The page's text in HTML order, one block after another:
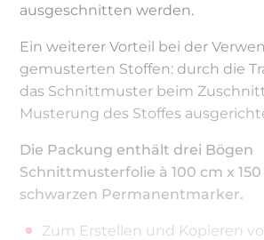
ausgeschnitten werden.
Ein weiterer Vorteil bei der
gemusterten Stoffen: durch die
das Schnittmuster beim
Musterung des Stoffes
Die Packung enthält drei Bögen
Schnittmusterfolie à 100 cm x
schwarzen Permanentmarker.
Zum Erstellen und Kopieren